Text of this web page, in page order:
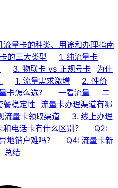
量卡的种类、用途和办理指南
的三大类型
1. 纯流量卡
3. 物联卡 vs 正规号卡
为什
1. 流量需求激增
2. 性价
卡怎么选？ 一看流量
二
餐稳定性
流量卡办理渠道有哪
流量卡领取渠道
3. 线上办理
和电话卡有什么区别？
Q2:
地销户难吗？
Q4: 流量卡新
总结